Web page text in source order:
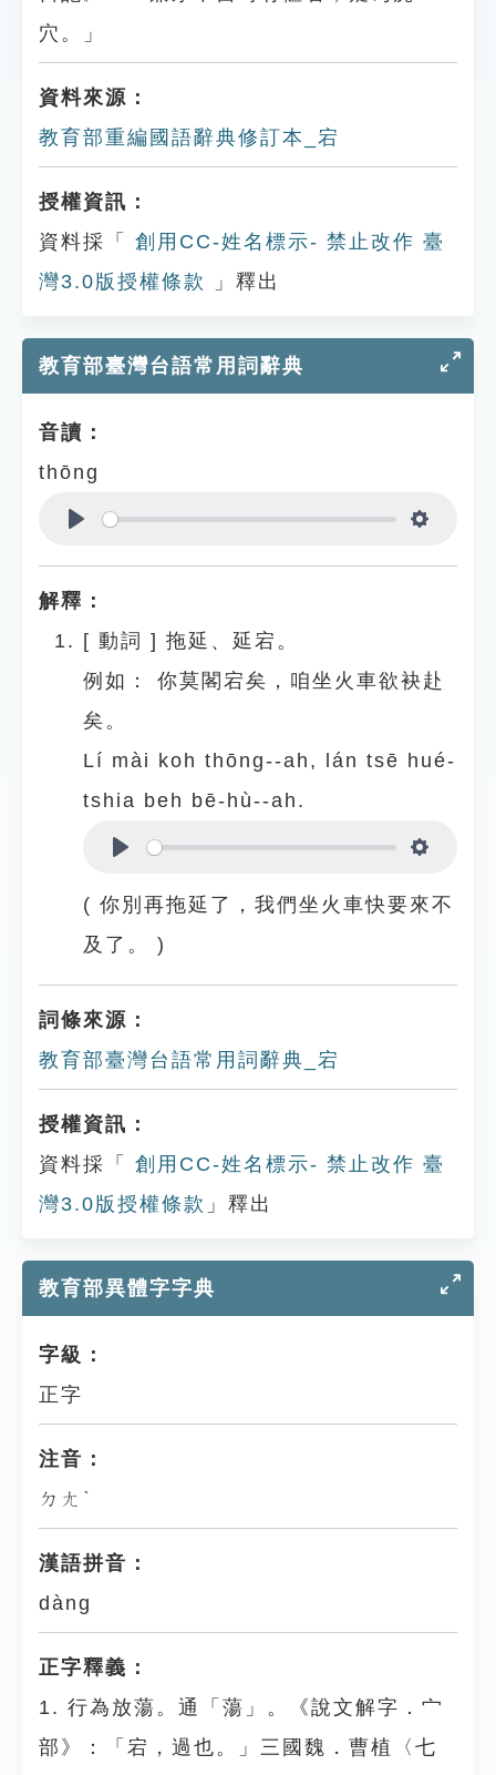
穴。」
資料來源：
教育部重編國語辭典修訂本_宕
授權資訊：
資料採「
創用CC-姓名標示- 禁止改作 臺
灣3.0版授權條款
」釋出
教育部臺灣台語常用詞辭典
音讀：
thōng
解釋：
[ 動詞 ] 拖延、延宕。
例如：
你莫閣宕矣，咱坐火車欲袂赴
矣。
Lí mài koh thōng--ah, lán tsē hué-
tshia beh bē-hù--ah.
( 你別再拖延了，我們坐火車快要來不
及了。 )
詞條來源：
教育部臺灣台語常用詞辭典_宕
授權資訊：
資料採「
創用CC-姓名標示- 禁止改作 臺
灣3.0版授權條款 」釋出
教育部異體字字典
字級：
正字
注音：
ㄉㄤˋ
漢語拼音：
dàng
正字釋義：
1. 行為放蕩。通「蕩」。《說文解字．宀
部》：「宕，過也。」三國魏．曹植〈七